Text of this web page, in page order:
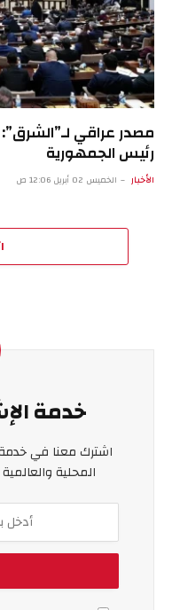
رئيس الجمهورية
الأخبار الخميس 02 أبريل 12:06 ص
خدمة
اشترك معنا في خدمة
المحلية